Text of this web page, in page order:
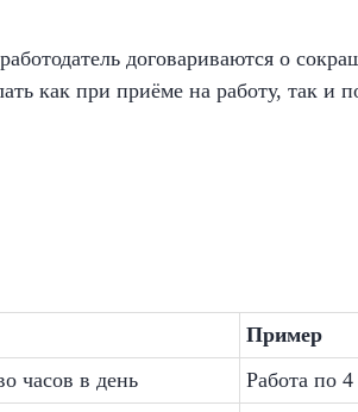
договариваются о
как при приёме на работу, так
Пример
часов в день
Работа по